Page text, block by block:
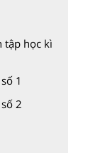
tập học kì
1
2